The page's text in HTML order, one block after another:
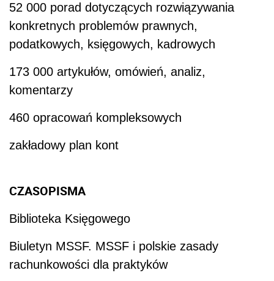
52 000 porad dotyczących rozwiązywania
konkretnych problemów prawnych,
podatkowych, księgowych, kadrowych
173 000 artykułów, omówień, analiz,
komentarzy
460 opracowań kompleksowych
zakładowy plan kont
CZASOPISMA
Biblioteka Księgowego
Biuletyn MSSF. MSSF i polskie zasady
rachunkowości dla praktyków